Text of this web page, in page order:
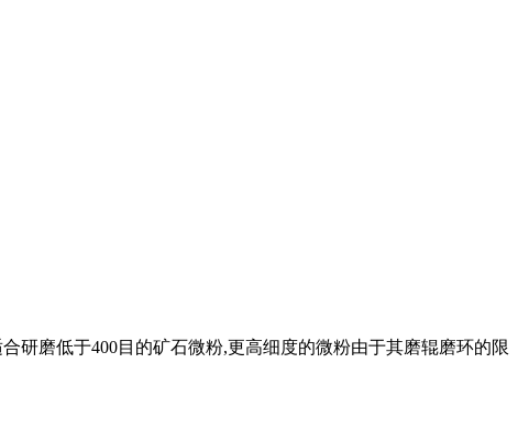
研磨低于400目的矿石微粉,更高细度的微粉由于其磨辊磨环的限